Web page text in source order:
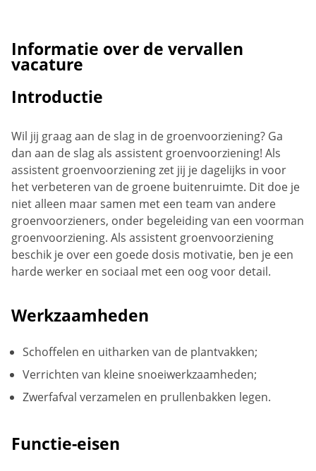
Informatie over de vervallen
vacature
Introductie
Wil jij graag aan de slag in de groenvoorziening? Ga
dan aan de slag als assistent groenvoorziening! Als
assistent groenvoorziening zet jij je dagelijks in voor
het verbeteren van de groene buitenruimte. Dit doe je
niet alleen maar samen met een team van andere
groenvoorzieners, onder begeleiding van een voorman
groenvoorziening. Als assistent groenvoorziening
beschik je over een goede dosis motivatie, ben je een
harde werker en sociaal met een oog voor detail.
Werkzaamheden
Schoffelen en uitharken van de plantvakken;
Verrichten van kleine snoeiwerkzaamheden;
Zwerfafval verzamelen en prullenbakken legen.
Functie-eisen